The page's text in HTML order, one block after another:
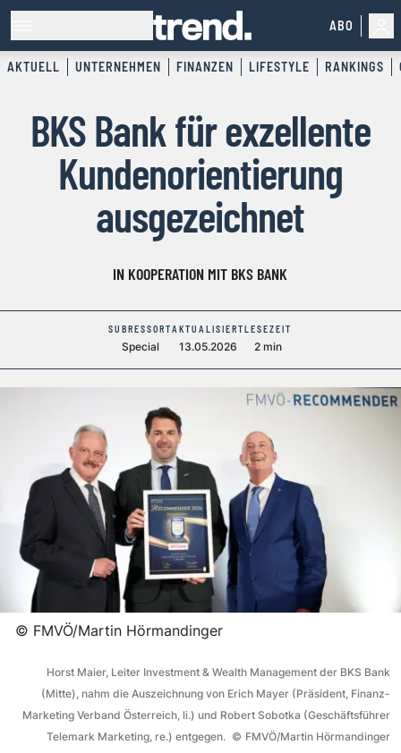
ABO
AKTUELL UNTERNEHMEN FINANZEN LIFESTYLE RANKINGS
BKS Bank für exzellente
Kundenorientierung
ausgezeichnet
IN KOOPERATION MIT BKS BANK
SUBRESSORT
Special
AKTUALISIERT
13.05.2026
LESEZEIT
2 min
© FMVÖ/Martin Hörmandinger
Horst Maier, Leiter Investment & Wealth Management der BKS Bank
(Mitte), nahm die Auszeichnung von Erich Mayer (Präsident, Finanz-
Marketing Verband Österreich, li.) und Robert Sobotka (Geschäftsführer
Telemark Marketing, re.) entgegen. © FMVÖ/Martin Hörmandinger